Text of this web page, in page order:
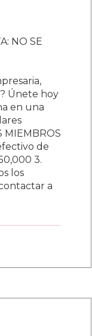
NO SE
Únete hoy
en una
MIEMBROS
de
3.
los
a